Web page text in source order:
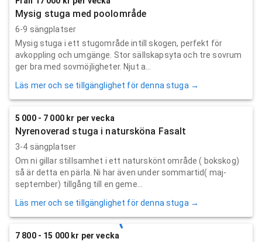
Mysig stuga med poolområde
6-9 sängplatser
Mysig stuga i ett stugområde intill skogen, perfekt för
avkoppling och umgänge. Stor sällskapsyta och tre sovrum
ger bra med sovmöjligheter. Njut a...
Läs mer och se tillgänglighet för denna stuga →
5 000 - 7 000 kr per vecka
Nyrenoverad stuga i natursköna Fasalt
3-4 sängplatser
Om ni gillar stillsamhet i ett naturskönt område ( bokskog)
så är detta en pärla. Ni har även under sommartid( maj-
september) tillgång till en geme...
Läs mer och se tillgänglighet för denna stuga →
7 800 - 15 000 kr per vecka